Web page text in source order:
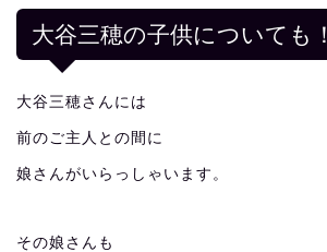
大谷三穂の子供についても！
大谷三穂さんには
前のご主人との間に
娘さんがいらっしゃいます。
その娘さんも